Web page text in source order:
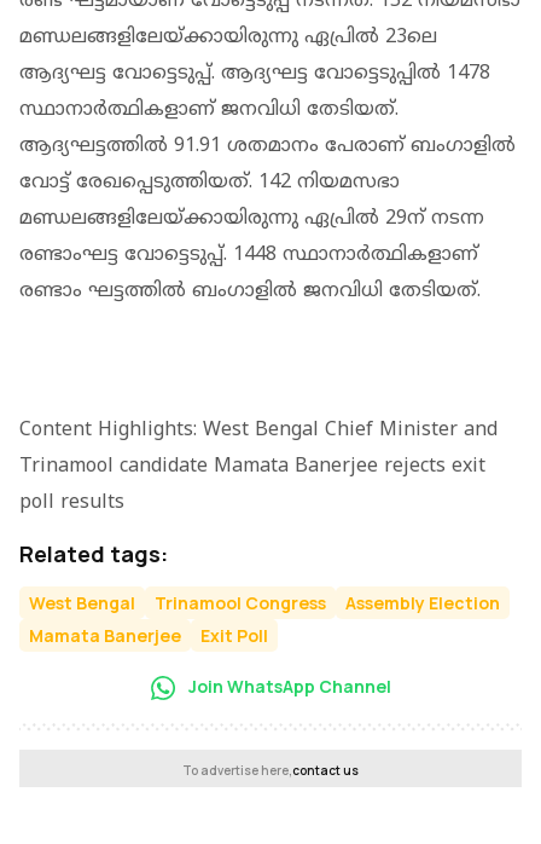
മണ്ഡലങ്ങളിലേയ്ക്കായിരുന്നു ഏപ്രിൽ 23ലെ
ആദ്യഘട്ട വോട്ടെടുപ്പ്. ആദ്യഘട്ട വോട്ടെടുപ്പിൽ 1478
സ്ഥാനാർത്ഥികളാണ് ജനവിധി തേടിയത്.
ആദ്യഘട്ടത്തിൽ 91.91 ശതമാനം പേരാണ് ബം​ഗാളിൽ
വോട്ട് രേഖപ്പെടുത്തിയത്. 142 നിയമസഭാ
മണ്ഡലങ്ങളിലേയ്ക്കായിരുന്നു ഏപ്രിൽ 29ന് നടന്ന
രണ്ടാംഘട്ട വോട്ടെടുപ്പ്. 1448 സ്ഥാനാർ‌ത്ഥികളാണ്
രണ്ടാം ഘട്ടത്തിൽ ബം​ഗാളിൽ ജനവിധി തേടിയത്.
Content Highlights: West Bengal Chief Minister and
Trinamool candidate Mamata Banerjee rejects exit
poll results
Related tags:
West Bengal Trinamool Congress
Assembly Election
Mamata Banerjee
Exit Poll
Join WhatsApp Channel
To advertise here,contact us